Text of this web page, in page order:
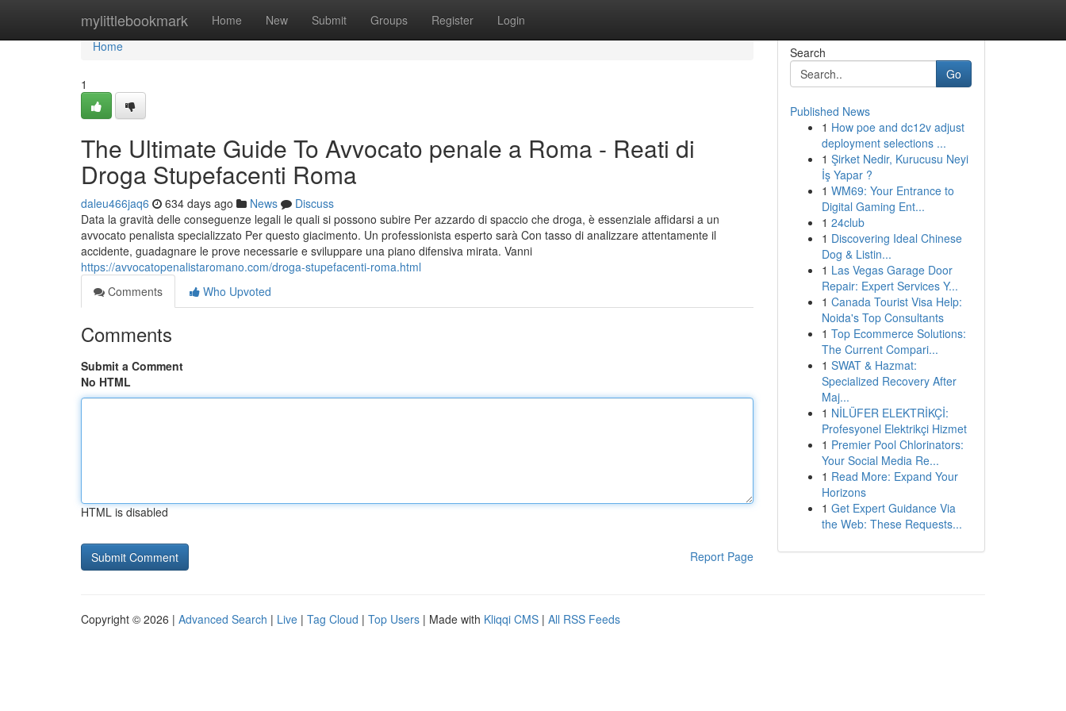
mylittlebookmark Home New Submit Groups Register Login
Home
Home
1
The Ultimate Guide To Avvocato penale a Roma - Reati di
Droga Stupefacenti Roma
daleu466jaq6 634 days ago News
Discuss
Data la gravità delle conseguenze legali le quali si possono subire Per azzardo di spaccio che droga, è essenziale affidarsi a un
avvocato penalista specializzato Per questo giacimento. Un professionista esperto sarà Con tasso di analizzare attentamente il
accidente, guadagnare le prove necessarie e sviluppare una piano difensiva mirata. Vanni
https://avvocatopenalistaromano.com/droga-stupefacenti-roma.html
Comments
Who Upvoted
Comments
Submit a Comment
No HTML
HTML is disabled
Report Page
Search
Go
Published News
1 How poe and dc12v adjust
deployment selections ...
1 Şirket Nedir, Kurucusu Neyi
İş Yapar ?
1 WM69: Your Entrance to
Digital Gaming Ent...
1 24club
1 Discovering Ideal Chinese
Dog & Listin...
1 Las Vegas Garage Door
Repair: Expert Services Y...
1 Canada Tourist Visa Help:
Noida's Top Consultants
1 Top Ecommerce Solutions:
The Current Compari...
1 SWAT & Hazmat:
Specialized Recovery After
Maj...
1 NİLÜFER ELEKTRİKÇİ:
Profesyonel Elektrikçi Hizmet
1 Premier Pool Chlorinators:
Your Social Media Re...
1 Read More: Expand Your
Horizons
1 Get Expert Guidance Via
the Web: These Requests...
Copyright © 2026 | Advanced Search | Live | Tag Cloud | Top Users | Made with Kliqqi CMS | All RSS Feeds